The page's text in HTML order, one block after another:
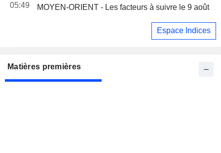
05:49 MOYEN-ORIENT - Les facteurs à suivre le 9 août
Espace Indices
Matières premières